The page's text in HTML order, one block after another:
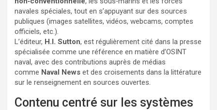
navales spéciales, tout en s’appuyant sur des sources
publiques (images satellites, vidéos, webcams, comptes
officiels, etc.).
L’éditeur, H.I. Sutton, est régulièrement cité dans la presse
spécialisée comme une référence en matière d’OSINT
naval, avec des contributions auprès de médias
comme Naval News et des croisements dans la littérature
sur le renseignement en sources ouvertes.
Contenu centré sur les systèmes